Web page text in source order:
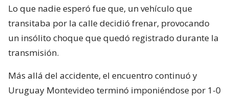
Lo que nadie esperó fue que, un vehículo que
transitaba por la calle decidió frenar, provocando
un insólito choque que quedó registrado durante la
transmisión.
Más allá del accidente, el encuentro continuó y
Uruguay Montevideo terminó imponiéndose por 1-0